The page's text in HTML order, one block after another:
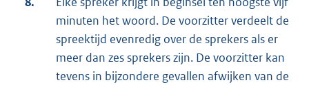
minuten het woord. De voorzitter verdeelt de
spreektijd evenredig over de sprekers als er
meer dan zes sprekers zijn. De voorzitter kan
tevens in bijzondere gevallen afwijken van de